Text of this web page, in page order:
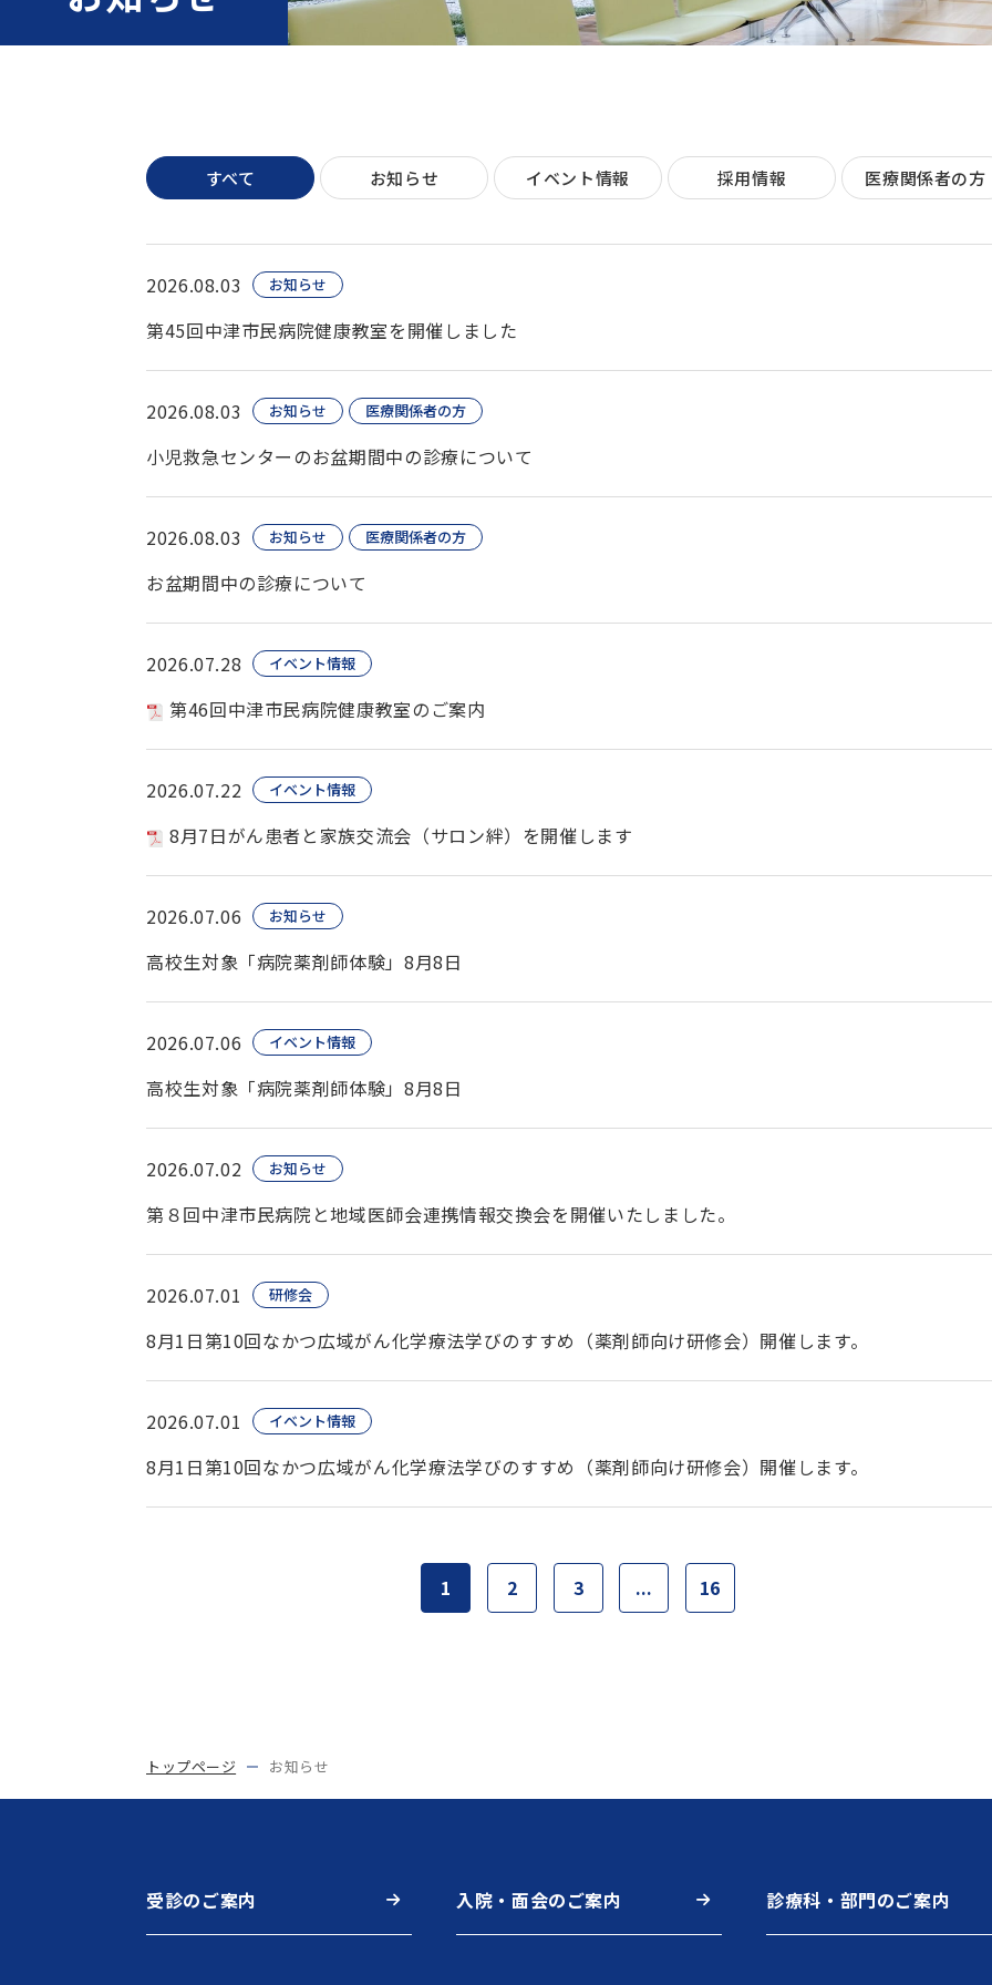
すべて お知らせ イベント情報 採用情報 医療関係者の方
2026.08.03 お知らせ
第45回中津市民病院健康教室を開催しました
2026.08.03 お知らせ 医療関係者の方
小児救急センターのお盆期間中の診療について
2026.08.03 お知らせ 医療関係者の方
お盆期間中の診療について
2026.07.28 イベント情報
第46回中津市民病院健康教室のご案内
2026.07.22 イベント情報
8月7日がん患者と家族交流会（サロン絆）を開催します
2026.07.06 お知らせ
高校生対象「病院薬剤師体験」8月8日
2026.07.06 イベント情報
高校生対象「病院薬剤師体験」8月8日
2026.07.02 お知らせ
第８回中津市民病院と地域医師会連携情報交換会を開催いたしました。
2026.07.01 研修会
8月1日第10回なかつ広域がん化学療法学びのすすめ（薬剤師向け研修会）開催します。
2026.07.01 イベント情報
8月1日第10回なかつ広域がん化学療法学びのすすめ（薬剤師向け研修会）開催します。
1 2 3 ... 16
トップページ お知らせ
受診のご案内 入院・面会のご案内 診療科・部門のご案内